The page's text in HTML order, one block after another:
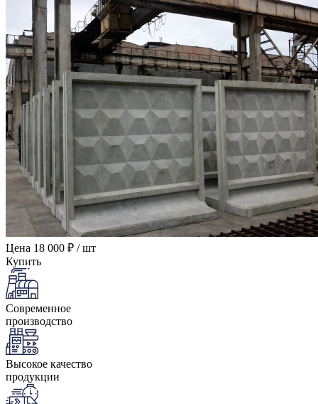
Цена 18 000 ₽ / шт
Купить
Современное
производство
Высокое качество
продукции